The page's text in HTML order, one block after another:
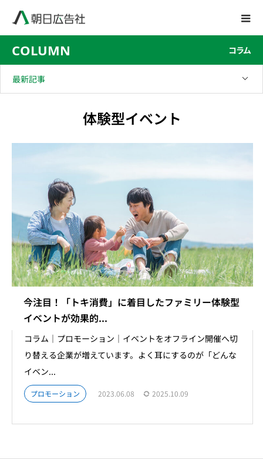
COLUMN コラム
最新記事
体験型イベント
今注目！「トキ消費」に着目したファミリー体験型
イベントが効果的...
コラム｜プロモーション｜イベントをオフライン開催へ切
り替える企業が増えています。よく耳にするのが「どんな
イベン...
プロモーション 2023.06.08 2025.10.09